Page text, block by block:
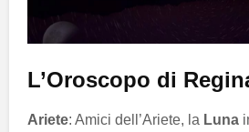
L’Oroscopo di
Ariete: Amici dell’Ariete, la Luna